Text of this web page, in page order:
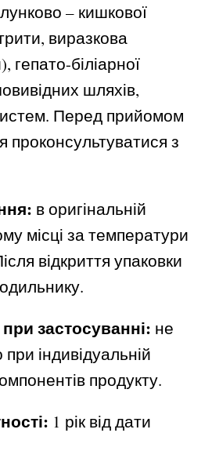
– кишкової
виразкова
гепато-біліарної
шляхів,
Перед прийомом
проконсультуватися з
в оригінальній
місці за температури
відкриття упаковки
застосуванні: не
індивідуальній
продукту.
1 рік від дати